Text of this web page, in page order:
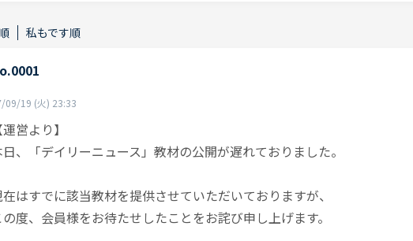
私もです順
09/19 (火) 23:33
運営より】
、「デイリーニュース」教材の公開が遅れておりました。
はすでに該当教材を提供させていただいておりますが、
の度、会員様をお待たせしたことをお詫び申し上げます。